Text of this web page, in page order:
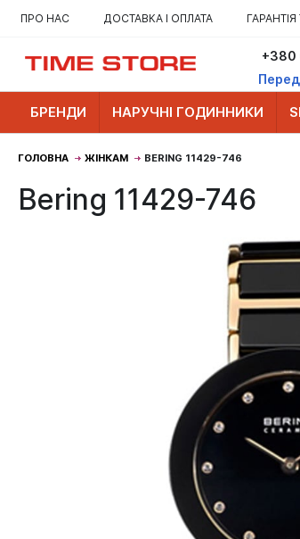
ПРО НАС ДОСТАВКА І ОПЛАТА
БРЕНДИ НАРУЧНІ ГОДИННИКИ
ГОЛОВНА ЖІНКАМ BERING 11429-746
Bering 11429-746